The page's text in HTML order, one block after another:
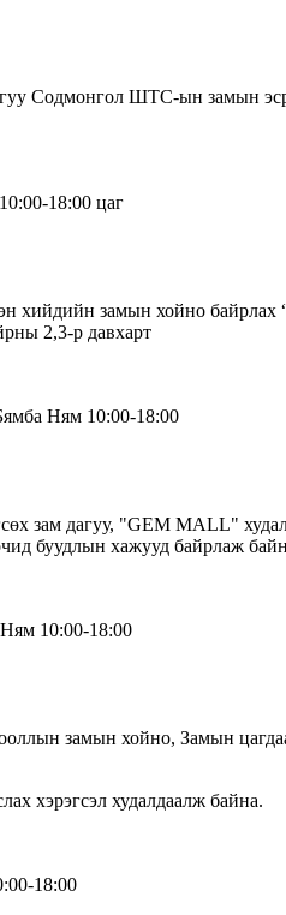
Содмонгол ШТС-ын замын
18:00 цаг
хийдийн замын хойно байрлах
2,3-р давхарт
Ням 10:00-18:00
зам дагуу, "GEM MALL"
буудлын хажууд байрлаж
10:00-18:00
замын хойно, Замын
хэрэгсэл худалдаалж байна.
18:00